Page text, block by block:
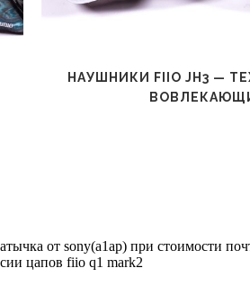
НАУШНИКИ FIIO JH3 —